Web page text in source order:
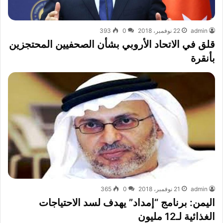
admin 22 نوفمبر، 2018 0
393
قلق في الاتحاد الأروبي بشأن الصحفيين المحتجزين
بأنقرة
admin 21 نوفمبر، 2018 0
365
اليمن: برنامج “إمداد” يهدف لسد الاحتياجات
الغذائية لـ12 مليون